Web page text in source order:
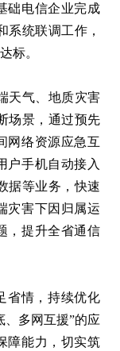
础电信企业完成
系统联调工作，
标。
天气、地质灾害
场景，通过预先
网络资源应急互
户手机自动接入
据等业务，快速
灾害下因归属运
，提升全省通信
省情，持续优化
、多网互援”的应
障能力，切实筑